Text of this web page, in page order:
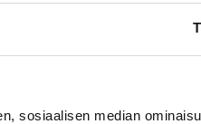
sosiaalisen median